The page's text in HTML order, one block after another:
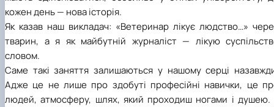
кожен день — нова історія.
Як казав наш викладач: «Ветеринар лікує людство…»
тварин, ая як майбутній журналіст — лікую
словом.
Саме такі заняття залишаються у нашому серці
Адже це не лише про здобуті професійні навички, це
людей, атмосферу, шлях, який проходиш ногами і душею.